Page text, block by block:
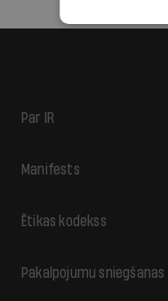
Par IR
Manifests
Ētikas kodekss
Pakalpojumu